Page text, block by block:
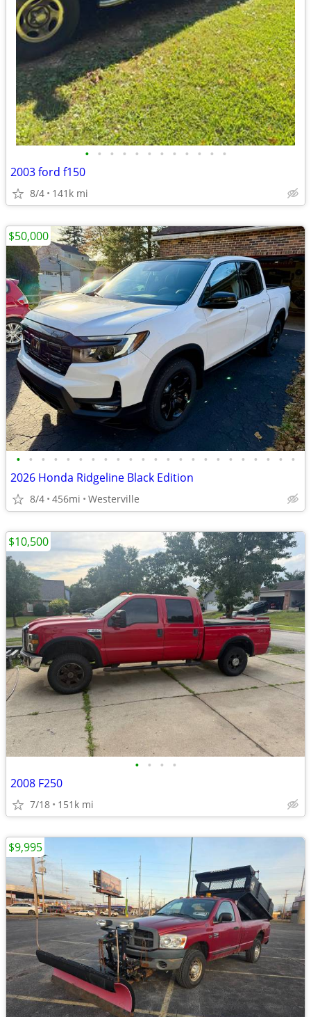
• • • • • • • • • • • •
2003 ford f150
8/4 141k mi
• • • • • • • • • • • • • • • • • • • • • • •
2026 Honda Ridgeline Black Edition
8/4 456mi Westerville
$50,000
• • • •
2008 F250
7/18 151k mi
$10,500
$9,995